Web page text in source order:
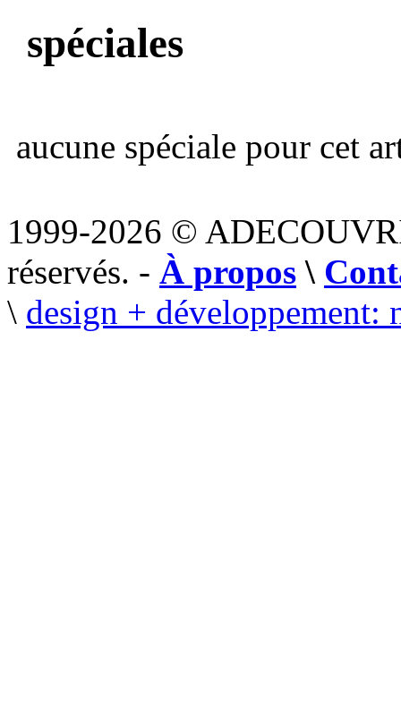
spéciales
aucune spéciale pour cet
1999-2026 ©
réservés. - À propos \
\ design + développement: